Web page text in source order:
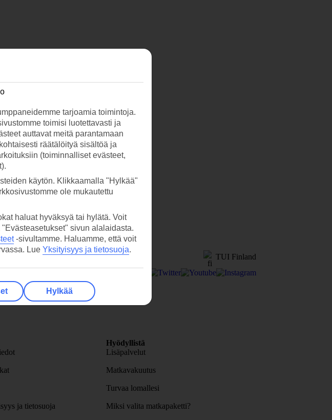
TUI Finland
ja tietosuoja
Hyödyllistä
Lisäpalvelut
Matkavakuutus
Turvaa lomallesi
Miksi valita matkapaketti?
tarjoamia toimintoja.
toimisi luotettavasti ja
auttavat meitä parantamaan
räätälöityä sisältöä ja
(toiminnalliset evästeet,
käytön. Klikkaamalla "Hylkää"
ole mukautettu
haluat hyväksyä tai hylätä. Voit
sivun alalaidasta.
-sivultamme. Haluamme, että voit
Lue Yksityisyys ja tietosuoja.
Hylkää